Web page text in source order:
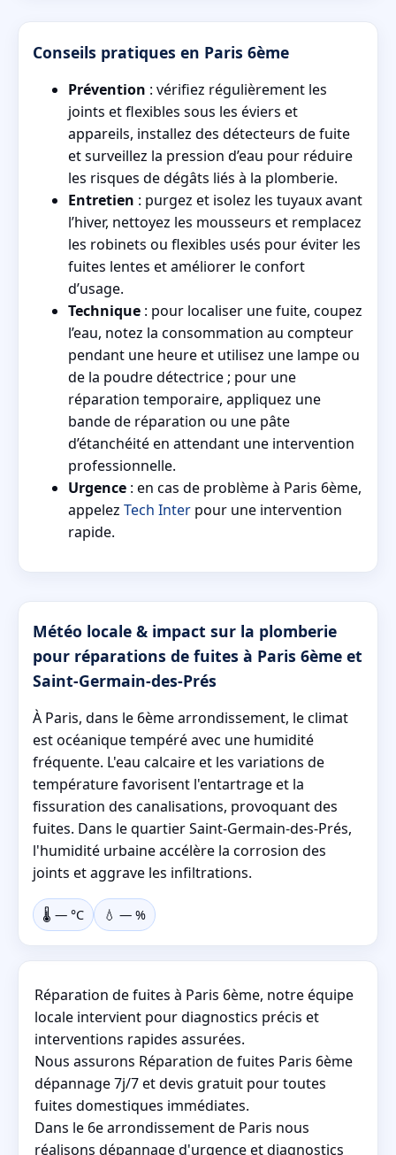
Conseils pratiques en Paris 6ème
Prévention : vérifiez régulièrement les
joints et flexibles sous les éviers et
appareils, installez des détecteurs de fuite
et surveillez la pression d’eau pour réduire
les risques de dégâts liés à la plomberie.
Entretien : purgez et isolez les tuyaux avant
l’hiver, nettoyez les mousseurs et remplacez
les robinets ou flexibles usés pour éviter les
fuites lentes et améliorer le confort
d’usage.
Technique : pour localiser une fuite, coupez
l’eau, notez la consommation au compteur
pendant une heure et utilisez une lampe ou
de la poudre détectrice ; pour une
réparation temporaire, appliquez une
bande de réparation ou une pâte
d’étanchéité en attendant une intervention
professionnelle.
Urgence : en cas de problème à Paris 6ème,
appelez Tech Inter pour une intervention
rapide.
Météo locale & impact sur la plomberie
pour réparations de fuites à Paris 6ème et
Saint-Germain-des-Prés
À Paris, dans le 6ème arrondissement, le climat
est océanique tempéré avec une humidité
fréquente. L'eau calcaire et les variations de
température favorisent l'entartrage et la
fissuration des canalisations, provoquant des
fuites. Dans le quartier Saint-Germain-des-Prés,
l'humidité urbaine accélère la corrosion des
joints et aggrave les infiltrations.
🌡️ — °C 💧 — %
Réparation de fuites à Paris 6ème, notre équipe
locale intervient pour diagnostics précis et
interventions rapides assurées.
Nous assurons Réparation de fuites Paris 6ème
dépannage 7j/7 et devis gratuit pour toutes
fuites domestiques immédiates.
Dans le 6e arrondissement de Paris nous
réalisons dépannage d'urgence et diagnostics